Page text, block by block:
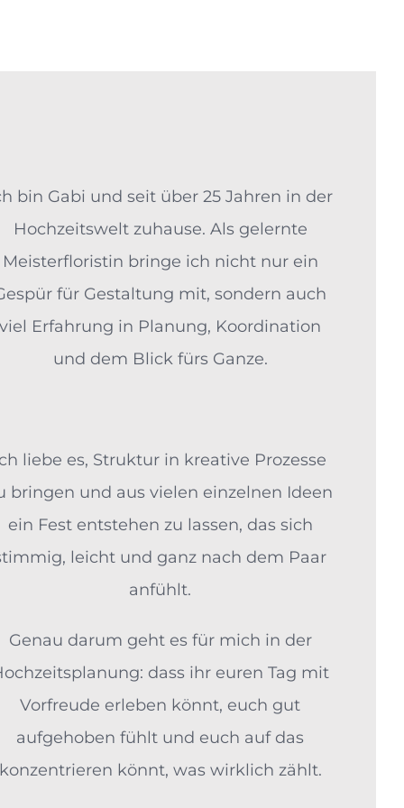
bin Gabi und seit über 25 Jahren in der
Hochzeitswelt zuhause. Als gelernte
Meisterfloristin bringe ich nicht nur ein
für Gestaltung mit, sondern auch
viel Erfahrung in Planung, Koordination
und dem Blick fürs Ganze.
liebe es, Struktur in kreative Prozesse
bringen und aus vielen einzelnen Ideen
ein Fest entstehen zu lassen, das sich
leicht und ganz nach dem Paar
anfühlt.
Genau darum geht es für mich in der
dass ihr euren Tag mit
Vorfreude erleben könnt, euch gut
aufgehoben fühlt und euch auf das
könnt, was wirklich zählt.